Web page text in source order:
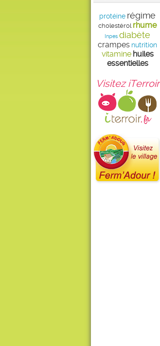
protéine régime
cholestérol rhume
Inpes diabète
crampes nutrition
vitamine huiles
essentielles
Visitez iTerroir